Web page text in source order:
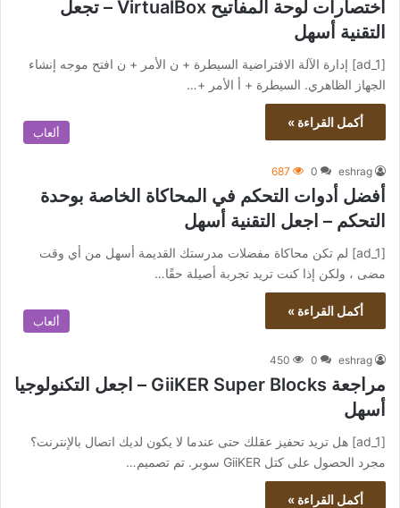
اختصارات لوحة المفاتيح VirtualBox – تجعل
التقنية أسهل
[ad_1] إدارة الآلة الافتراضية السيطرة + ن الأمر + ن افتح موجه إنشاء
الجهاز الظاهري. السيطرة + أ الأمر +…
أكمل القراءة »
ألعاب
eshrag
0
687
أفضل أدوات التحكم في المحاكاة الخاصة بوحدة
التحكم – اجعل التقنية أسهل
[ad_1] لم تكن محاكاة مفضلات مدرستك القديمة أسهل من أي وقت
مضى ، ولكن إذا كنت تريد تجربة أصيلة حقًا…
أكمل القراءة »
ألعاب
eshrag
0
450
مراجعة GiiKER Super Blocks – اجعل التكنولوجيا
أسهل
[ad_1] هل تريد تحفيز عقلك حتى عندما لا يكون لديك اتصال بالإنترنت؟
مجرد الحصول على كتل GiiKER سوبر. تم تصميم…
أكمل القراءة »